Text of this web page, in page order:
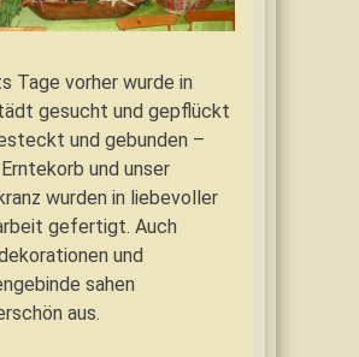
Tage vorher wurde in
gesucht und gepflückt
und gebunden –
und unser
wurden in liebevoller
gefertigt. Auch
und
sahen
aus.